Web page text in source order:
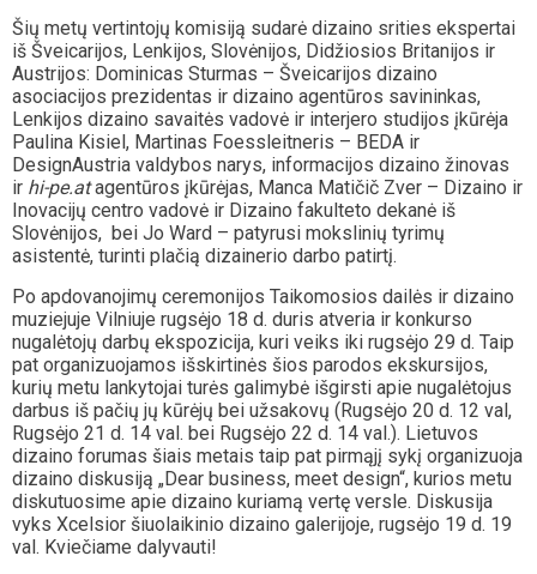
Šių metų vertintojų komisiją sudarė dizaino srities ekspertai
iš Šveicarijos, Lenkijos, Slovėnijos, Didžiosios Britanijos ir
Austrijos: Dominicas Sturmas – Šveicarijos dizaino
asociacijos prezidentas ir dizaino agentūros savininkas,
Lenkijos dizaino savaitės vadovė ir interjero studijos įkūrėja
Paulina Kisiel, Martinas Foessleitneris – BEDA ir
DesignAustria valdybos narys, informacijos dizaino žinovas
ir hi-pe.atagentūros įkūrėjas, Manca Matičič Zver – Dizaino ir
Inovacijų centro vadovė ir Dizaino fakulteto dekanė iš
Slovėnijos, bei Jo Ward – patyrusi mokslinių tyrimų
asistentė, turinti plačią dizainerio darbo patirtį.
Po apdovanojimų ceremonijos Taikomosios dailės ir dizaino
muziejuje Vilniuje rugsėjo 18 d. duris atveria ir konkurso
nugalėtojų darbų ekspozicija, kuri veiks iki rugsėjo 29 d. Taip
pat organizuojamos išskirtinės šios parodos ekskursijos,
kurių metu lankytojai turės galimybė išgirsti apie nugalėtojus
darbus iš pačių jų kūrėjų bei užsakovų (Rugsėjo 20 d. 12 val,
Rugsėjo 21 d. 14 val. bei Rugsėjo 22 d. 14 val.). Lietuvos
dizaino forumas šiais metais taip pat pirmąjį sykį organizuoja
dizaino diskusiją „Dear business, meet design“, kurios metu
diskutuosime apie dizaino kuriamą vertę versle. Diskusija
vyks Xcelsior šiuolaikinio dizaino galerijoje, rugsėjo 19 d. 19
val. Kviečiame dalyvauti!